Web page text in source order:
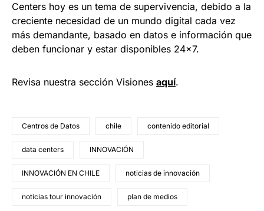
Centers hoy es un tema de supervivencia, debido a la
creciente necesidad de un mundo digital cada vez
más demandante, basado en datos e información que
deben funcionar y estar disponibles 24×7.
Revisa nuestra sección Visiones aquí.
Centros de Datos chile contenido editorial
data centers INNOVACIÓN
INNOVACIÓN EN CHILE noticias de innovación
noticias tour innovación plan de medios